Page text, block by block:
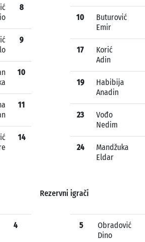
8
9
10
11
14
10
Buturović
Emir
17
Korić
Adin
19
Habibija
Anadin
23
Vođo
Nedim
24
Mandžuka
Eldar
Rezervni igrači
4 5
Obradović
Dino